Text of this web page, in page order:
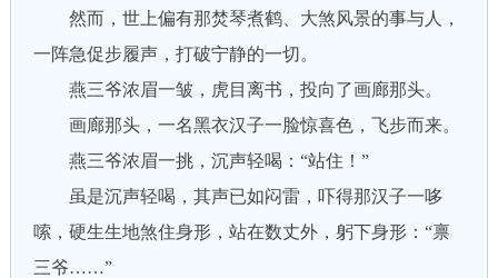
然而，世上偏有那焚琴煮鹤、大煞风景的事与人，
一阵急促步履声，打破宁静的一切。
燕三爷浓眉一皱，虎目离书，投向了画廊那头。
画廊那头，一名黑衣汉子一脸惊喜色，飞步而来。
燕三爷浓眉一挑，沉声轻喝：“站住！”
虽是沉声轻喝，其声已如闷雷，吓得那汉子一哆
嗦，硬生生地煞住身形，站在数丈外，躬下身形：“禀
三爷……”